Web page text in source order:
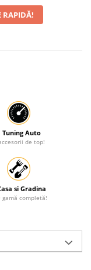
RAPIDĂ!
Tuning Auto
de top!
si Gradina
gamă completă!